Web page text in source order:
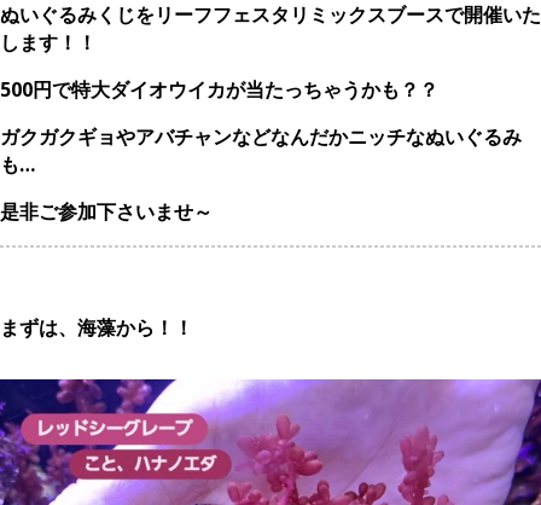
ぬいぐるみくじをリーフフェスタリミックスブースで開催いた
します！！
500円で特大ダイオウイカが当たっちゃうかも？？
ガクガクギョやアバチャンなどなんだかニッチなぬいぐるみ
も…
是非ご参加下さいませ～
まずは、海藻から！！